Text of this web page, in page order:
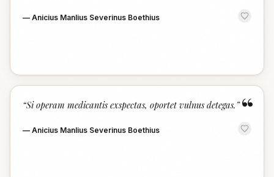
— Anicius Manlius Severinus Boethius
“
“Si operam medicantis exspectas, oportet vulnus detegas. ”
— Anicius Manlius Severinus Boethius